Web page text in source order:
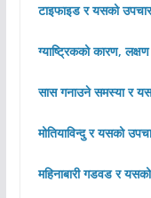
टाइफाइड र यसको उपचार
ग्याष्ट्रिकको कारण,
सास गनाउने समस्या र
मोतियाविन्दु र यसको
महिनाबारी गडवड र